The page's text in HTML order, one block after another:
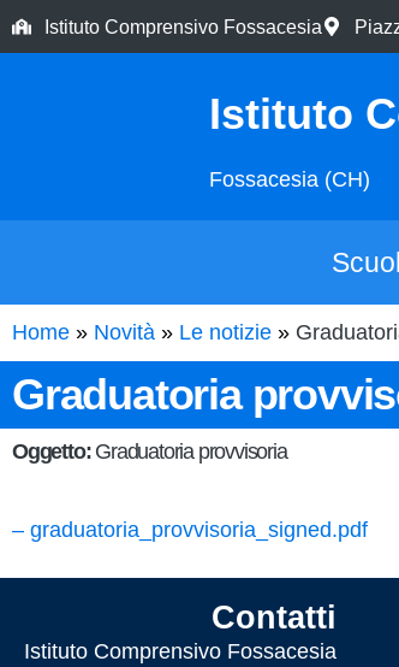
Istituto Comprensivo Fossacesia
Istituto
Fossacesia (CH)
Home Novità Le notizie
Graduatoria
Oggetto: Graduatoria provvisoria
– graduatoria_provvisoria_signed.pdf
Contatti
Istituto Comprensivo Fossacesia